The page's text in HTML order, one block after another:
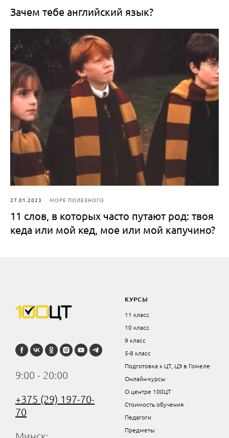
Зачем тебе английский язык?
27.01.2023 МОРЕ ПОЛЕЗНОГО
11 слов, в которых часто путают род: твоя
кеда или мой кед, мое или мой капучино?
9:00 - 20:00
+375 (29) 197-70-
70
КУРСЫ
11 класс
10 класс
9 класс
5-8 класс
Подготовка к ЦТ, ЦЭ в Гомеле
Онлайн-курсы
О центре 100ЦТ
Стоимость обучения
Педагоги
Предметы